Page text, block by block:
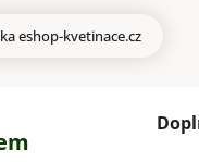
eshop-kvetinace.cz